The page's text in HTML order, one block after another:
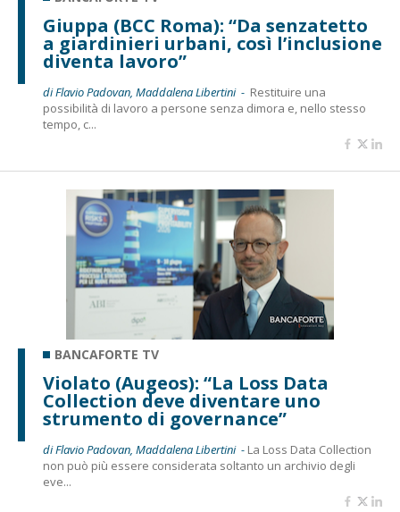
Giuppa (BCC Roma): “Da senzatetto
a giardinieri urbani, così l’inclusione
diventa lavoro”
di Flavio Padovan, Maddalena Libertini - Restituire una
possibilità di lavoro a persone senza dimora e, nello stesso
tempo, c...
BANCAFORTE TV
Violato (Augeos): “La Loss Data
Collection deve diventare uno
strumento di governance”
di Flavio Padovan, Maddalena Libertini - La Loss Data Collection
non può più essere considerata soltanto un archivio degli
eve...